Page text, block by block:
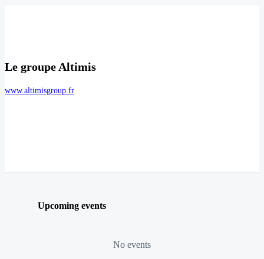
Le groupe Altimis
www.altimisgroup.fr
Upcoming events
No events